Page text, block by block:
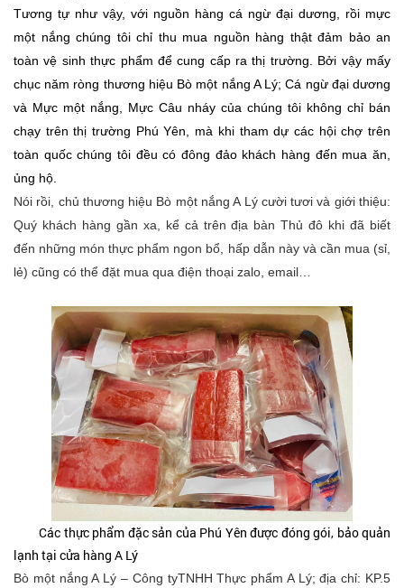
Tương tự như vậy, với nguồn hàng cá ngừ đại dương, rồi mực
một nắng chúng tôi chỉ thu mua nguồn hàng thật đảm bảo an
toàn vệ sinh thực phẩm để cung cấp ra thị trường. Bởi vậy mấy
chục năm ròng thương hiệu Bò một nắng A Lý; Cá ngừ đại dương
và Mực một nắng, Mực Câu nháy của chúng tôi không chỉ bán
chạy trên thị trường Phú Yên, mà khi tham dự các hội chợ trên
toàn quốc chúng tôi đều có đông đảo khách hàng đến mua ăn,
ủng hộ.
Nói rồi, chủ thương hiệu Bò một nắng A Lý cười tươi và giới thiệu:
Quý khách hàng gần xa, kể cả trên địa bàn Thủ đô khi đã biết
đến những món thực phẩm ngon bổ, hấp dẫn này và cần mua (sỉ,
lẻ) cũng có thể đặt mua qua điện thoại zalo, email…
Các thực phẩm đặc sản của Phú Yên được đóng gói, bảo quản
lạnh tại cửa hàng A Lý
Bò một nắng A Lý – Công tyTNHH Thực phẩm A Lý; địa chỉ: KP.5